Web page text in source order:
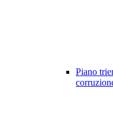
Piano